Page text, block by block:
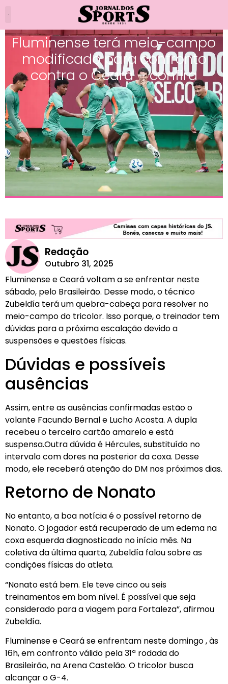
Fluminense terá meio-campo
modificado para confronto
contra o Ceará – confira
Redação
Outubro 31, 2025
Fluminense e Ceará voltam a se enfrentar neste
sábado, pelo Brasileirão. Desse modo, o técnico
Zubeldía terá um quebra-cabeça para resolver no
meio-campo do tricolor. Isso porque, o treinador tem
dúvidas para a próxima escalação devido a
suspensões e questões físicas.
Dúvidas e possíveis
ausências
Assim, entre as ausências confirmadas estão o
volante Facundo Bernal e Lucho Acosta. A dupla
recebeu o terceiro cartão amarelo e está
suspensa.Outra dúvida é Hércules, substituído no
intervalo com dores na posterior da coxa. Desse
modo, ele receberá atenção do DM nos próximos dias.
Retorno de Nonato
No entanto, a boa notícia é o possível retorno de
Nonato. O jogador está recuperado de um edema na
coxa esquerda diagnosticado no início mês. Na
coletiva da última quarta, Zubeldía falou sobre as
condições físicas do atleta.
“Nonato está bem. Ele teve cinco ou seis
treinamentos em bom nível. É possível que seja
considerado para a viagem para Fortaleza”, afirmou
Zubeldía.
Fluminense e Ceará se enfrentam neste domingo , às
16h, em confronto válido pela 31ª rodada do
Brasileirão, na Arena Castelão. O tricolor busca
alcançar o G-4.